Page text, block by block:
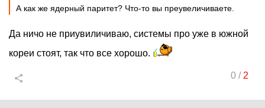
А как же ядерный паритет? Что-то вы преувеличиваете.
Да ничо не приувиличиваю, системы про уже в южной
кореи стоят, так что все хорошо.
0/ 2